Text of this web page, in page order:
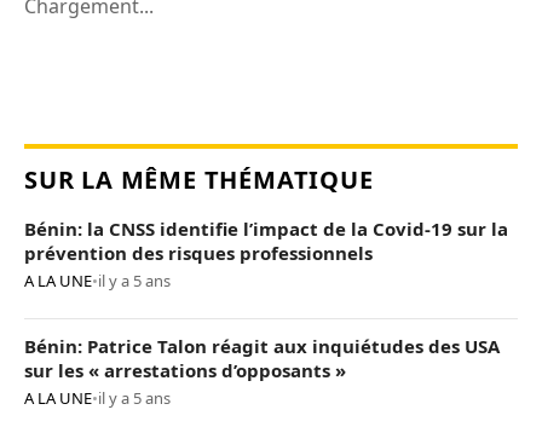
Chargement...
SUR LA MÊME THÉMATIQUE
Bénin: la CNSS identifie l’impact de la Covid-19 sur la
prévention des risques professionnels
A LA UNE•il y a 5 ans
Bénin: Patrice Talon réagit aux inquiétudes des USA
sur les « arrestations d’opposants »
A LA UNE•il y a 5 ans